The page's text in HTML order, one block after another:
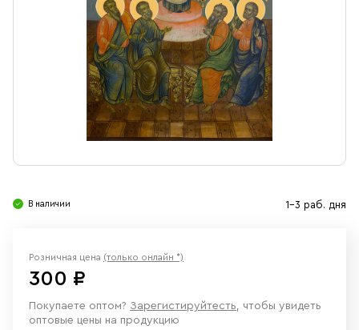
Ювелирные изделия
В наличии 1-3 раб. дня
Розничная цена (только онлайн *)
300 ₽
Покупаете оптом? Зарегистируйтесть, чтобы увидеть
оптовые цены на продукцию